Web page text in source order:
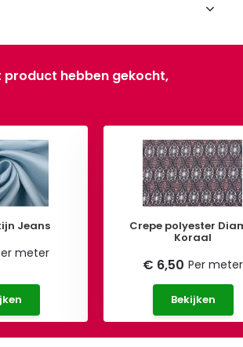
product hebben gekocht,
Jeans
meter
Crepe polyester
Koraal
€ 6,50 Per meter
Bekijken